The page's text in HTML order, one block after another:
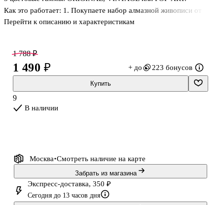
Как это работает: 1. Покупаете набор алмазной живописи от
QBRIX; 2. Загружаете свою фотографию к нам на сайт,
Собирать можно с телефона в удобном генераторе, отмечая все
заполненный участки.
Увлекательный набор для творчества станет прекрасным
подарком как начинающим творцам, так и любителям
кропотливой работы.
Перейти к описанию и характеристикам
1 788 ₽
1 490 ₽ + до 223 бонусов
Купить
9
В наличии
Москва Смотреть наличие на карте
Забрать из магазина
Экспресс-доставка, 350 ₽
Сегодня до 13 часов дня